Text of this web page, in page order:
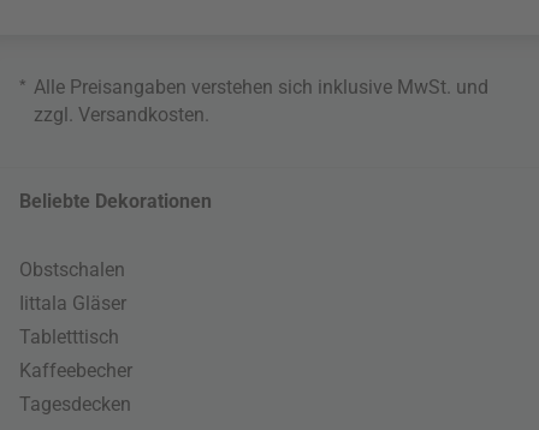
* Alle Preisangaben verstehen sich inklusive MwSt. und
zzgl. Versandkosten.
Beliebte Dekorationen
Obstschalen
Iittala Gläser
Tabletttisch
Kaffeebecher
Tagesdecken